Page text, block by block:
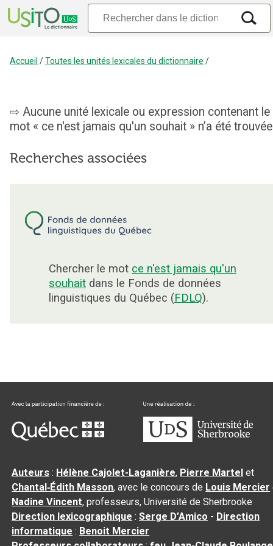
Accueil /Toutes les unités lexicales du dictionnaire /
Aucune unité lexicale ou expression contenant le
mot « ce n'est jamais qu'un souhait » n’a été
Recherches associées
Chercher le mot ce n'est jamais qu'un
souhait dans le Fonds de données
linguistiques du Québec (FDLQ).
Auteurs : Hélène Cajolet-Laganière, Pierre Martel et
Chantal‑Édith Masson, avec le concours de Louis Mercier
Nadine Vincent, professeurs, Université de Sherbrooke
Direction lexicographique :Serge D’Amico - Direction
informatique : Benoit Mercier